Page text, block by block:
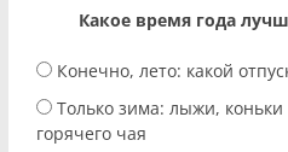
Какое время года
Конечно, лето: какой
Только зима: лыжи,
горячего чая